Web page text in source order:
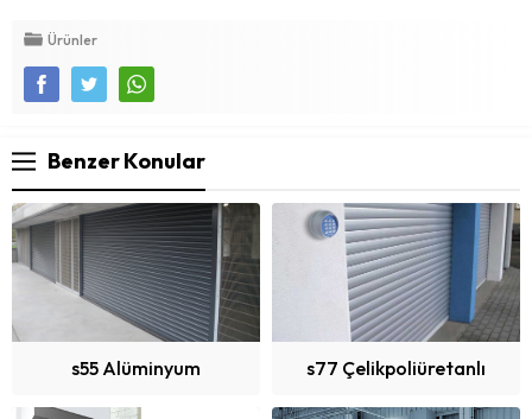
Ürünler
Benzer Konular
s55 Alüminyum s77 Çelikpoliüretanlı